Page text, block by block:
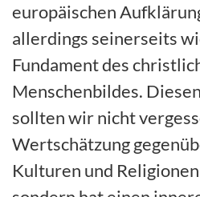
europäischen
allerdings seinerseits
Fundament des
Menschenbildes.
sollten wir nicht
Wertschätzung
Kulturen und